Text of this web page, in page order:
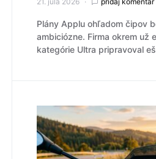
Plány Applu ohľadom čipov
ambiciózne. Firma okrem už
kategórie Ultra pripravoval